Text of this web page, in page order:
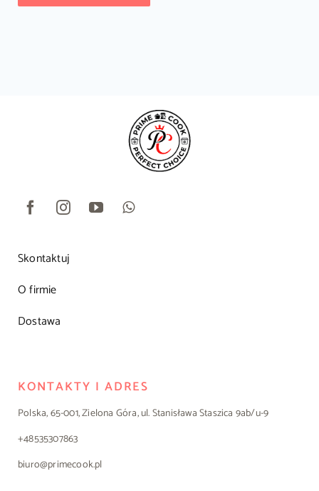
Skontaktuj
O firmie
Dostawa
KONTAKTY I ADRES
Polska, 65-001, Zielona Góra, ul. Stanisława Staszica 9ab/u-9
+48535307863
biuro@primecook.pl